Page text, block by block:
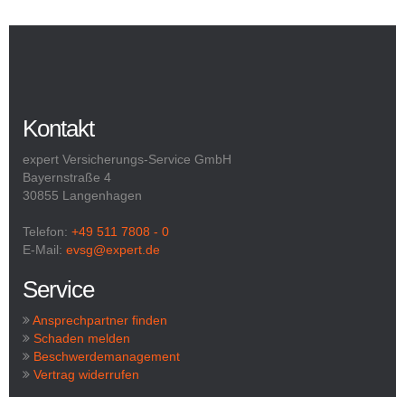
Kontakt
expert Versicherungs-Service GmbH
Bayernstraße 4
30855 Langenhagen
Telefon: +49 511 7808 - 0
E-Mail: evsg@expert.de
Service
Ansprechpartner finden
Schaden melden
Beschwerdemanagement
Vertrag widerrufen